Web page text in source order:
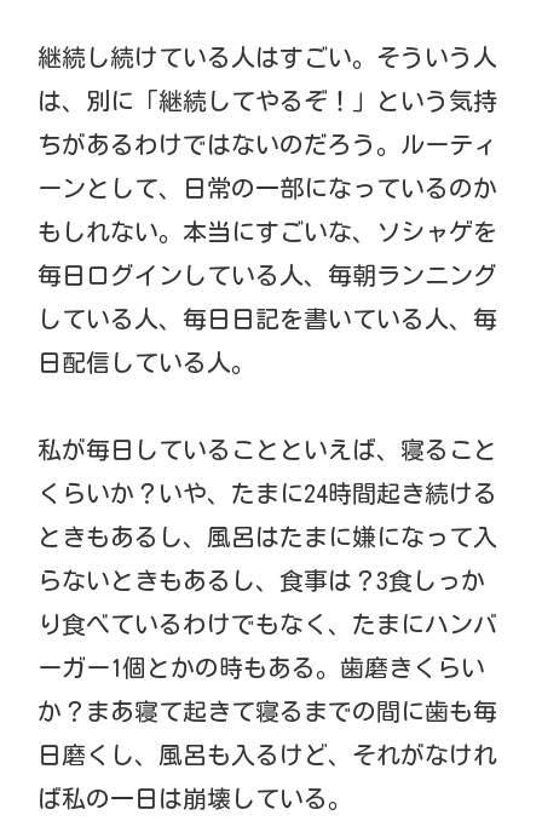
継続し続けている人はすごい。そういう人
は、別に「継続してやるぞ！」という気持
ちがあるわけではないのだろう。ルーティ
ーンとして、日常の一部になっているのか
もしれない。本当にすごいな、ソシャゲを
毎日ログインしている人、毎朝ランニング
している人、毎日日記を書いている人、毎
日配信している人。
私が毎日していることといえば、寝ること
くらいか？いや、たまに24時間起き続ける
ときもあるし、風呂はたまに嫌になって入
らないときもあるし、食事は？3食しっか
り食べているわけでもなく、たまにハンバ
ーガー1個とかの時もある。歯磨きくらい
か？まあ寝て起きて寝るまでの間に歯も毎
日磨くし、風呂も入るけど、それがなけれ
ば私の一日は崩壊している。